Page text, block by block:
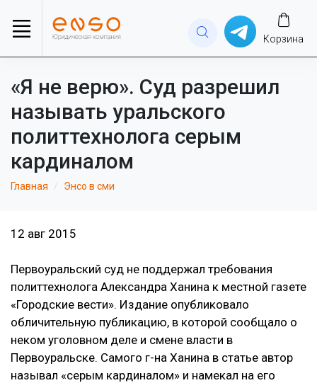
Корзина
«Я не верю». Суд разрешил
называть уральского
политтехнолога серым
кардиналом
Главная Энсо в сми
12 авг 2015
Первоуральский суд не поддержал требования
политтехнолога Александра Ханина к местной газете
«Городские вести». Издание опубликовало
обличительную публикацию, в которой сообщало о
неком уголовном деле и смене власти в
Первоуральске. Самого г-на Ханина в статье автор
называл «серым кардиналом» и намекал на его